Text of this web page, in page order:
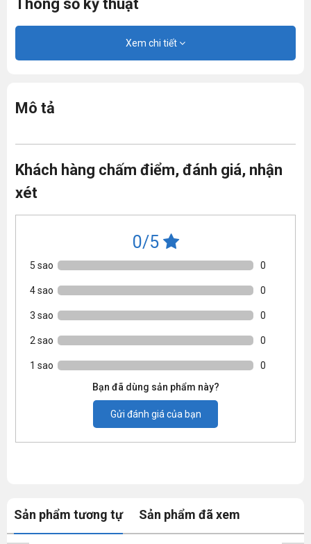
Mô tả
Khách hàng chấm điểm, đánh giá, nhận
xét
0/5
5 sao 0
4 sao 0
3 sao 0
2 sao 0
1 sao
0
Bạn đã dùng sản phẩm này?
Gửi đánh giá của bạn
Thông số kỹ thuật
Xem chi tiết
Sản phẩm tương tự Sản phẩm đã xem